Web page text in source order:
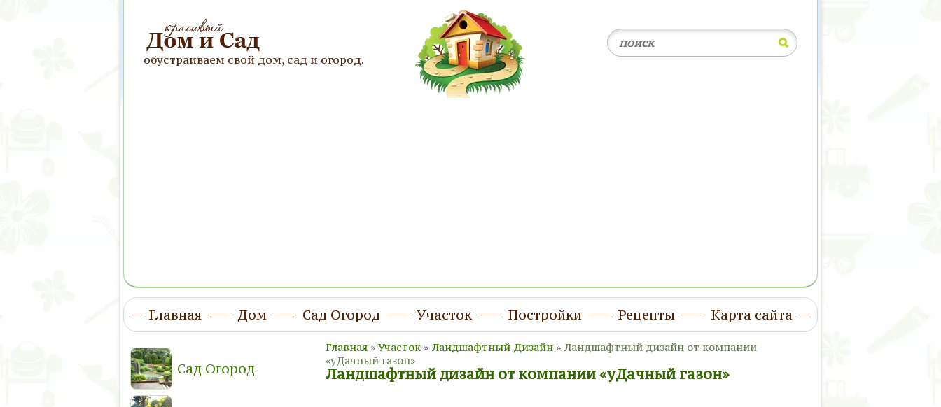
обустраиваем свой дом, сад и огород.
Главная Дом Сад Огород Участок Постройки Рецепты Карта сайта
Главная »Участок » Ландшафтный Дизайн » Ландшафтный дизайн от компании
«уДачный газон»
Ландшафтный дизайн от компании «уДачный газон»
Сад Огород